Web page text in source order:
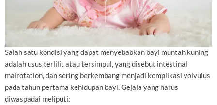
Salah satu kondisi yang dapat menyebabkan bayi muntah kuning
adalah usus terlilit atau tersimpul, yang disebut intestinal
malrotation, dan sering berkembang menjadi komplikasi volvulus
pada tahun pertama kehidupan bayi. Gejala yang harus
diwaspadai meliputi: